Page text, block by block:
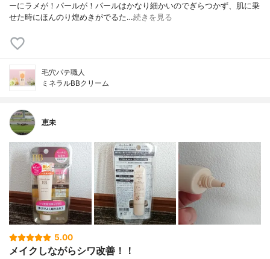
ーにラメが！パールが！パールはかなり細かいのでぎらつかず、肌に乗
せた時にほんのり煌めきがでるた…続きを見る
毛穴パテ職人
ミネラルBBクリーム
恵未
5.00
メイクしながらシワ改善！！